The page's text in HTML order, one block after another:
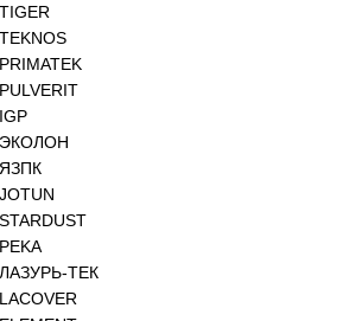
TIGER
TEKNOS
PRIMATEK
PULVERIT
IGP
ЭКОЛОН
ЯЗПК
JOTUN
STARDUST
PEKA
ЛАЗУРЬ-ТЕК
LACOVER